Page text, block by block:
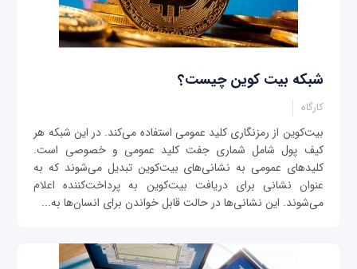
شبکه بیت کوین چیست؟
کارگاه
بیت‌کوین از رمزنگاری کلید عمومی استفاده می‌کند. در این شبکه هر
کیف پول شامل شماری جفت کلید عمومی و خصوصی است.
کلیدهای عمومی به نشانی‌های بیت‌کوین تبدیل می‌شوند که به
عنوان نشانی برای دریافت بیت‌کوین به پرداخت‌کننده اعلام
می‌شوند. این نشانی‌ها در حالت قابل خواندن برای انسان‌ها به...